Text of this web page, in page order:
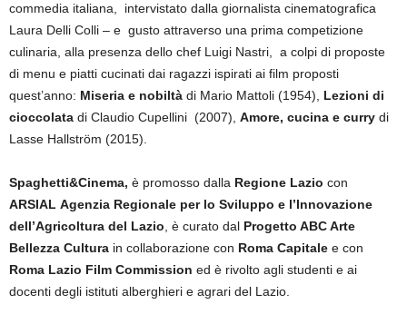
commedia italiana, intervistato dalla giornalista cinematografica
Laura Delli Colli – e gusto attraverso una prima competizione
culinaria, alla presenza dello chef Luigi Nastri, a colpi di proposte
di menu e piatti cucinati dai ragazzi ispirati ai film proposti
quest’anno: Miseria e nobiltà di Mario Mattoli (1954), Lezioni di
cioccolata di Claudio Cupellini (2007), Amore, cucina e curry di
Lasse Hallström (2015).
Spaghetti&Cinema, è promosso dalla Regione Lazio con
ARSIAL Agenzia Regionale per lo Sviluppo e l’Innovazione
dell’Agricoltura del Lazio, è curato dal Progetto ABC Arte
Bellezza Cultura in collaborazione con Roma Capitale e con
Roma Lazio Film Commission ed è rivolto agli studenti e ai
docenti degli istituti alberghieri e agrari del Lazio.